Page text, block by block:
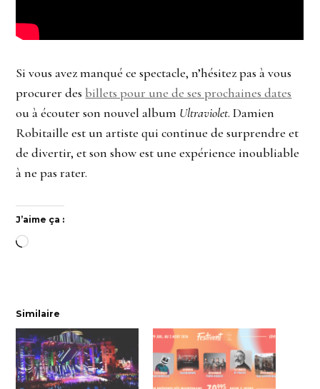
Si vous avez manqué ce spectacle, n’hésitez pas à vous
procurer des billets pour une de ses prochaines dates
ou à écouter son nouvel album Ultraviolet. Damien
Robitaille est un artiste qui continue de surprendre et
de divertir, et son show est une expérience inoubliable
à ne pas rater.
J’aime ça :
Chargement…
Similaire